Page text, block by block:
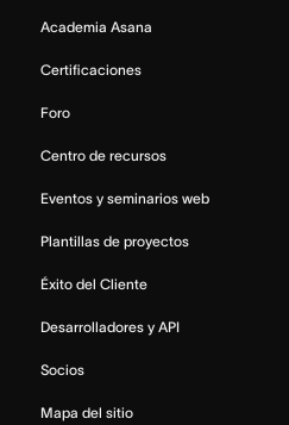
Academia Asana
Certificaciones
Foro
Centro de recursos
Eventos y seminarios web
Plantillas de proyectos
Éxito del Cliente
Desarrolladores y API
Socios
Mapa del sitio